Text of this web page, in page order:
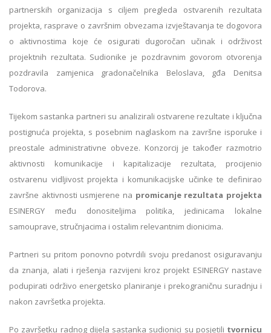
partnerskih organizacija s ciljem pregleda ostvarenih rezultata
projekta, rasprave o završnim obvezama izvještavanja te dogovora
o aktivnostima koje će osigurati dugoročan učinak i održivost
projektnih rezultata. Sudionike je pozdravnim govorom otvorenja
pozdravila zamjenica gradonačelnika Beloslava, gđa Denitsa
Todorova.
Tijekom sastanka partneri su analizirali ostvarene rezultate i ključna
postignuća projekta, s posebnim naglaskom na završne isporuke i
preostale administrativne obveze. Konzorcij je također razmotrio
aktivnosti komunikacije i kapitalizacije rezultata, procijenio
ostvarenu vidljivost projekta i komunikacijske učinke te definirao
završne aktivnosti usmjerene na promicanje rezultata projekta
ESINERGY među donositeljima politika, jedinicama lokalne
samouprave, stručnjacima i ostalim relevantnim dionicima.
Partneri su pritom ponovno potvrdili svoju predanost osiguravanju
da znanja, alati i rješenja razvijeni kroz projekt ESINERGY nastave
podupirati održivo energetsko planiranje i prekograničnu suradnju i
nakon završetka projekta.
Po završetku radnog dijela sastanka sudionici su posjetili tvornicu